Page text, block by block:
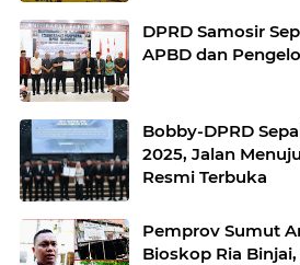
DPRD Samosir
APBD dan
Bobby-DPRD
2025, Jalan
Resmi Terbuka
Pemprov Sumut
Bioskop Ria